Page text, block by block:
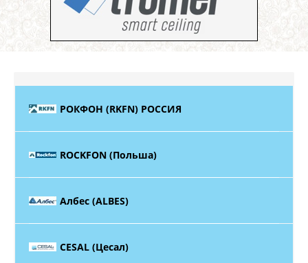
РОКФОН (RKFN) РОССИЯ
ROCKFON (Польша)
Албес (ALBES)
CESAL (Цесал)